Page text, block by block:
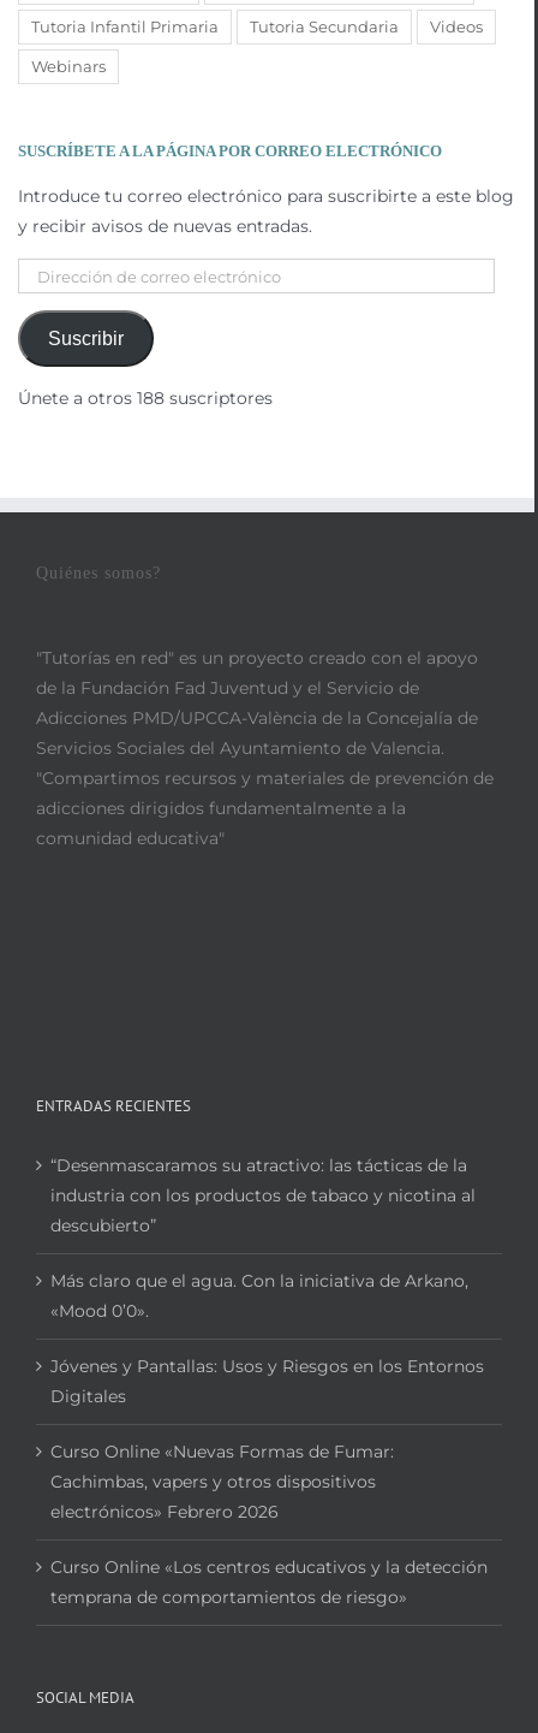
Tutoria Infantil Primaria Tutoria Secundaria Videos
Webinars
SUSCRÍBETE A LA PÁGINA POR CORREO ELECTRÓNICO
Introduce tu correo electrónico para suscribirte a este blog
y recibir avisos de nuevas entradas.
Dirección
correo
electrónico
Suscribir
Únete a otros 188 suscriptores
Quiénes somos?
"Tutorías en red" es un proyecto creado con el apoyo
de la Fundación Fad Juventud y el Servicio de
Adicciones PMD/UPCCA-València de la Concejalía de
Servicios Sociales del Ayuntamiento de Valencia.
"Compartimos recursos y materiales de prevención de
adicciones dirigidos fundamentalmente a la
comunidad educativa"
ENTRADAS RECIENTES
“Desenmascaramos su atractivo: las tácticas de la
industria con los productos de tabaco y nicotina al
descubierto”
Más claro que el agua. Con la iniciativa de Arkano,
«Mood 0’0».
Jóvenes y Pantallas: Usos y Riesgos en los Entornos
Digitales
Curso Online «Nuevas Formas de Fumar:
Cachimbas, vapers y otros dispositivos
electrónicos» Febrero 2026
Curso Online «Los centros educativos y la detección
temprana de comportamientos de riesgo»
SOCIAL MEDIA